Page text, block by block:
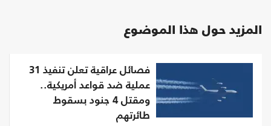
المزيد حول هذا الموضوع
فصائل عراقية تعلن تنفيذ 31
عملية ضد قواعد أمريكية..
ومقتل 4 جنود بسقوط
طائرتهم